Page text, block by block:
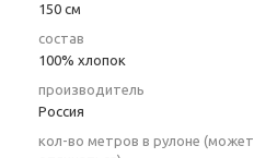
150 см
состав
100% хлопок
производитель
Россия
кол-во метров в рулоне (может